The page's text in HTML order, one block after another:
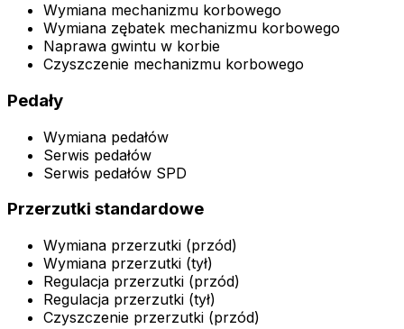
Wymiana mechanizmu korbowego
Wymiana zębatek mechanizmu korbowego
Naprawa gwintu w korbie
Czyszczenie mechanizmu korbowego
Pedały
Wymiana pedałów
Serwis pedałów
Serwis pedałów SPD
Przerzutki standardowe
Wymiana przerzutki (przód)
Wymiana przerzutki (tył)
Regulacja przerzutki (przód)
Regulacja przerzutki (tył)
Czyszczenie przerzutki (przód)